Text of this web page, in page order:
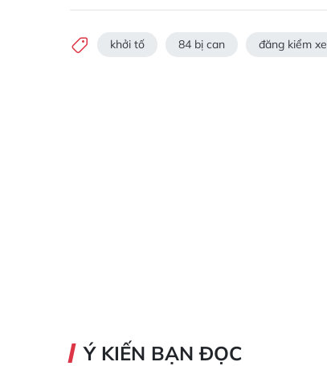
khởi tố 84 bị can đăng kiểm
Ý KIẾN BẠN ĐỌC